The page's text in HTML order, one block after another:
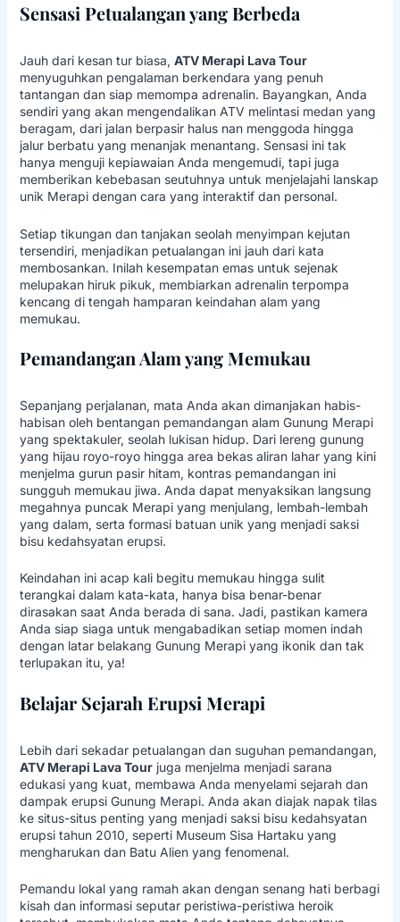
Sensasi Petualangan yang Berbeda
Jauh dari kesan tur biasa, ATV Merapi Lava Tour
menyuguhkan pengalaman berkendara yang penuh
tantangan dan siap memompa adrenalin. Bayangkan, Anda
sendiri yang akan mengendalikan ATV melintasi medan yang
beragam, dari jalan berpasir halus nan menggoda hingga
jalur berbatu yang menanjak menantang. Sensasi ini tak
hanya menguji kepiawaian Anda mengemudi, tapi juga
memberikan kebebasan seutuhnya untuk menjelajahi lanskap
unik Merapi dengan cara yang interaktif dan personal.
Setiap tikungan dan tanjakan seolah menyimpan kejutan
tersendiri, menjadikan petualangan ini jauh dari kata
membosankan. Inilah kesempatan emas untuk sejenak
melupakan hiruk pikuk, membiarkan adrenalin terpompa
kencang di tengah hamparan keindahan alam yang
memukau.
Pemandangan Alam yang Memukau
Sepanjang perjalanan, mata Anda akan dimanjakan habis-
habisan oleh bentangan pemandangan alam Gunung Merapi
yang spektakuler, seolah lukisan hidup. Dari lereng gunung
yang hijau royo-royo hingga area bekas aliran lahar yang kini
menjelma gurun pasir hitam, kontras pemandangan ini
sungguh memukau jiwa. Anda dapat menyaksikan langsung
megahnya puncak Merapi yang menjulang, lembah-lembah
yang dalam, serta formasi batuan unik yang menjadi saksi
bisu kedahsyatan erupsi.
Keindahan ini acap kali begitu memukau hingga sulit
terangkai dalam kata-kata, hanya bisa benar-benar
dirasakan saat Anda berada di sana. Jadi, pastikan kamera
Anda siap siaga untuk mengabadikan setiap momen indah
dengan latar belakang Gunung Merapi yang ikonik dan tak
terlupakan itu, ya!
Belajar Sejarah Erupsi Merapi
Lebih dari sekadar petualangan dan suguhan pemandangan,
ATV Merapi Lava Tourjuga menjelma menjadi sarana
edukasi yang kuat, membawa Anda menyelami sejarah dan
dampak erupsi Gunung Merapi. Anda akan diajak napak tilas
ke situs-situs penting yang menjadi saksi bisu kedahsyatan
erupsi tahun 2010, seperti Museum Sisa Hartaku yang
mengharukan dan Batu Alien yang fenomenal.
Pemandu lokal yang ramah akan dengan senang hati berbagi
kisah dan informasi seputar peristiwa-peristiwa heroik